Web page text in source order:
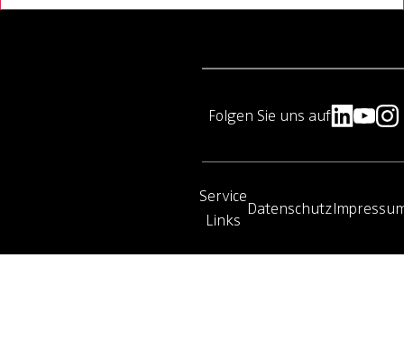
Service
Links
Datenschutz
Folgen Sie uns auf